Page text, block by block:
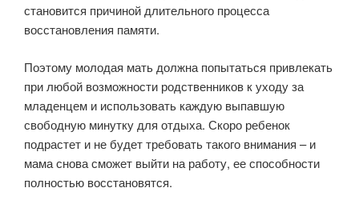
становится причиной длительного процесса
восстановления памяти.
Поэтому молодая мать должна попытаться привлекать
при любой возможности родственников к уходу за
младенцем и использовать каждую выпавшую
свободную минутку для отдыха. Скоро ребенок
подрастет и не будет требовать такого внимания – и
мама снова сможет выйти на работу, ее способности
полностью восстановятся.